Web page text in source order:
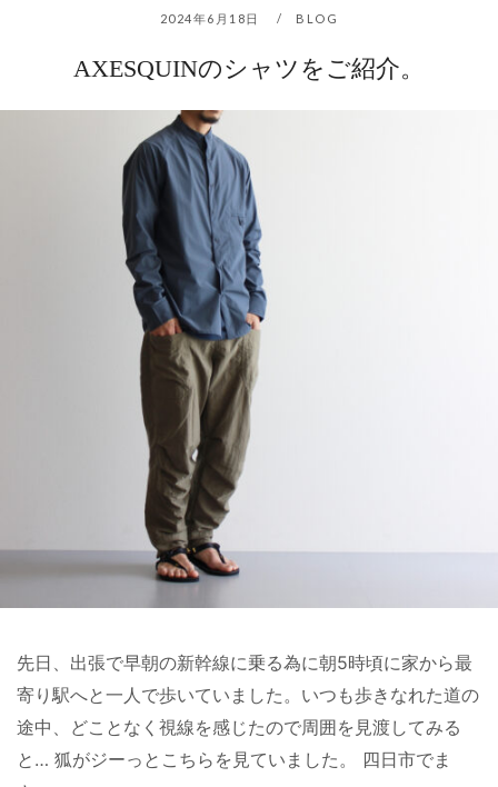
2024年6月18日 BLOG
AXESQUINのシャツをご紹介。
先日、出張で早朝の新幹線に乗る為に朝5時頃に家から最
寄り駅へと一人で歩いていました。いつも歩きなれた道の
途中、どことなく視線を感じたので周囲を見渡してみる
と… 狐がジーっとこちらを見ていました。 四日市でま